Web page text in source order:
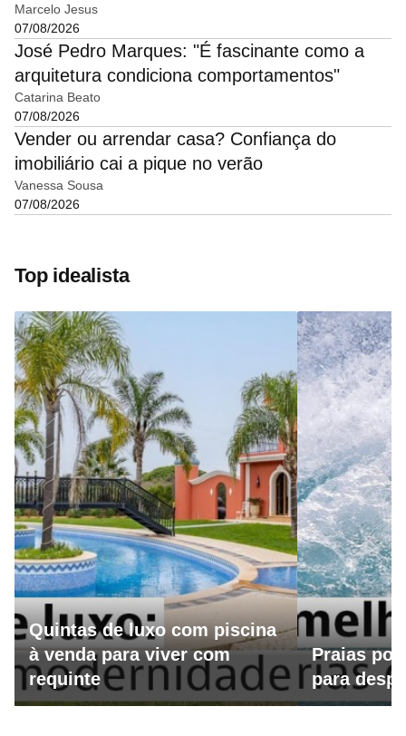
Marcelo Jesus
07/08/2026
José Pedro Marques: "É fascinante como a
arquitetura condiciona comportamentos"
Catarina Beato
07/08/2026
Vender ou arrendar casa? Confiança do
imobiliário cai a pique no verão
Vanessa Sousa
07/08/2026
Top idealista
Quintas de luxo com piscina
à venda para viver com
requinte
Praias
para